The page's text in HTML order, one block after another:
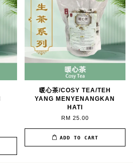
暖心茶/COSY TEA/TEH
YANG MENYENANGKAN
HATI
RM 25.00
ADD TO CART